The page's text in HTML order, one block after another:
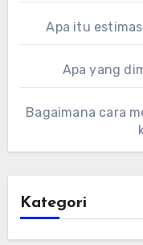
Apa itu
Apa yang
Bagaimana cara
Kategori